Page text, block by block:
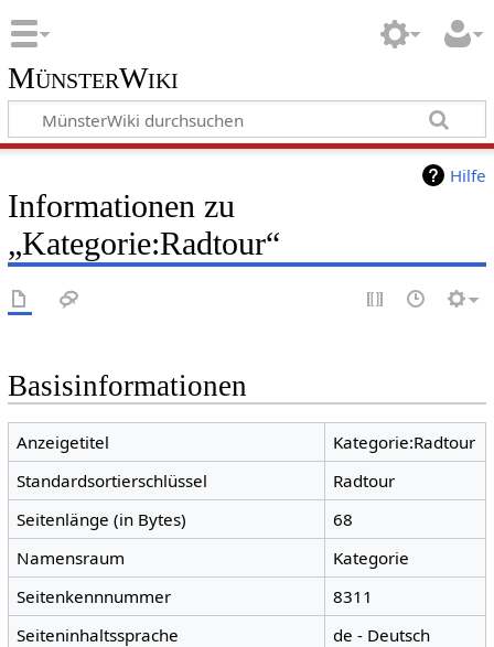
MünsterWiki
Hilfe
Informationen zu
„Kategorie:Radtour“
Basisinformationen
Anzeigetitel
Kategorie:Radtour
Standardsortierschlüssel
Radtour
Seitenlänge (in Bytes)
68
Namensraum
Kategorie
Seitenkennnummer
8311
Seiteninhaltssprache
de - Deutsch